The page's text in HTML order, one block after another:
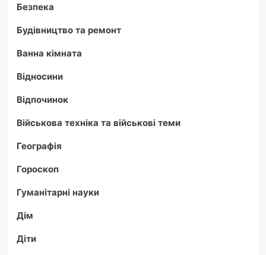
Безпека
Будівництво та ремонт
Ванна кімната
Відносини
Відпочинок
Військова техніка та військові теми
Географія
Гороскоп
Гуманітарні науки
Дім
Діти